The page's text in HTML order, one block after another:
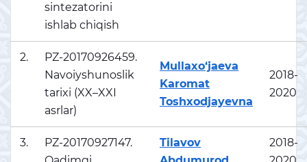
sintezatorini
ishlab chiqish
2.
PZ-20170926459.
Navoiyshunoslik
tarixi (XX–XXI
asrlar)
Mullaxo‘jaeva
Karomat
Toshxodjayevna
2018-
2020
3.
PZ-20170927147.
Tilavov
2018-